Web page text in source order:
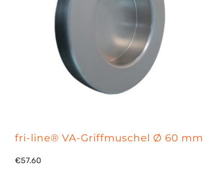
fri-line® VA-Griffmuschel Ø 60 mm
€57.60